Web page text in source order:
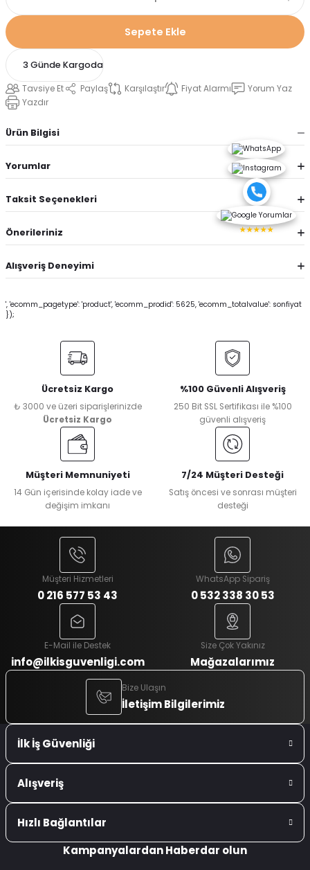
Sepete Ekle
3 Günde Kargoda
Tavsiye Et Paylaş Karşılaştır Fiyat Alarmı
Yorum Yaz
Yazdır
Ürün Bilgisi
Yorumlar
Taksit Seçenekleri
Önerileriniz
Alışveriş Deneyimi
', 'ecomm_pagetype': 'product', 'ecomm_prodid': 5625, 'ecomm_totalvalue': sonfiyat
});
Ücretsiz Kargo
₺ 3000 ve üzeri siparişlerinizde
Ücretsiz Kargo
%100 Güvenli Alışveriş
250 Bit SSL Sertifikası ile %100
güvenli alışveriş
Müşteri Memnuniyeti
14 Gün içerisinde kolay iade ve
değişim imkanı
7/24 Müşteri Desteği
Satış öncesi ve sonrası müşteri
desteği
Müşteri Hizmetleri
0 216 577 53 43
WhatsApp Sipariş
0 532 338 30 53
E-Mail ile Destek
info@ilkisguvenligi.com
Size Çok Yakınız
Mağazalarımız
Bize Ulaşın
İletişim Bilgilerimiz
İlk İş Güvenliği
Alışveriş
Hızlı Bağlantılar
★★★★★
Kampanyalardan Haberdar olun